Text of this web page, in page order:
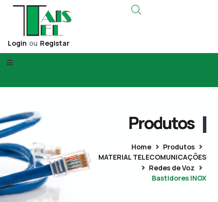
Login ou Registar
Produtos
Home
Produtos
MATERIAL TELECOMUNICAÇÕES
Redes de Voz
Bastidores INOX